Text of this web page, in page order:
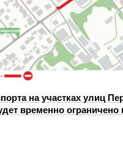
на участках улиц
временно